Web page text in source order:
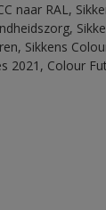
naar RAL,
Sikkens
2021, Colour